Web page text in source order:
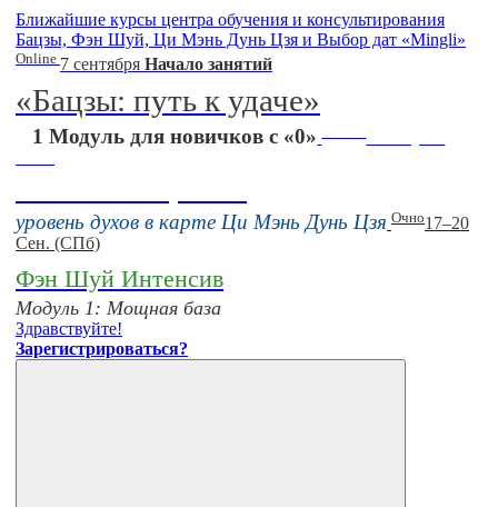
Ближайшие курсы центра обучения и консультирования
Бацзы, Фэн Шуй, Ци Мэнь Дунь Цзя и Выбор дат «Mingli»
Online 7 сентября Начало занятий
«Бацзы: путь к удаче»
1 Модуль для новичков с «0»
16 августа
уровень духов в карте Ци Мэнь Дунь Цзя Очно17–20
Сен. (СПб)
Фэн Шуй Интенсив
Модуль 1: Мощная база
Здравствуйте!
Зарегистрироваться?